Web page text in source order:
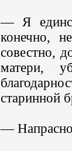
— Я
конечно,
совестно,
матери,
старинной
—